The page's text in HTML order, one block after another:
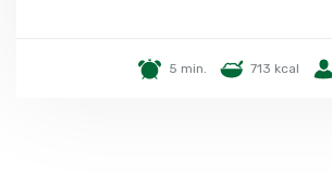
5 min. 713 kcal